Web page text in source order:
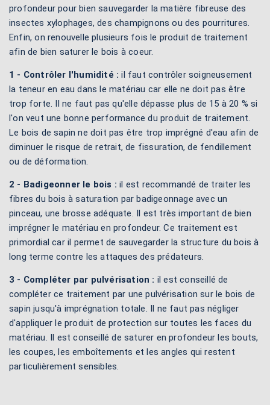
profondeur pour bien sauvegarder la matière fibreuse des
insectes xylophages, des champignons ou des pourritures.
Enfin, on renouvelle plusieurs fois le produit de traitement
afin de bien saturer le bois à coeur.
1 - Contrôler l'humidité : il faut contrôler soigneusement
la teneur en eau dans le matériau car elle ne doit pas être
trop forte. Il ne faut pas qu'elle dépasse plus de 15 à 20 % si
l'on veut une bonne performance du produit de traitement.
Le bois de sapin ne doit pas être trop imprégné d'eau afin de
diminuer le risque de retrait, de fissuration, de fendillement
ou de déformation.
2 - Badigeonner le bois : il est recommandé de traiter les
fibres du bois à saturation par badigeonnage avec un
pinceau, une brosse adéquate. Il est très important de bien
imprégner le matériau en profondeur. Ce traitement est
primordial car il permet de sauvegarder la structure du bois à
long terme contre les attaques des prédateurs.
3 - Compléter par pulvérisation : il est conseillé de
compléter ce traitement par une pulvérisation sur le bois de
sapin jusqu'à imprégnation totale. Il ne faut pas négliger
d'appliquer le produit de protection sur toutes les faces du
matériau. Il est conseillé de saturer en profondeur les bouts,
les coupes, les emboîtements et les angles qui restent
particulièrement sensibles.